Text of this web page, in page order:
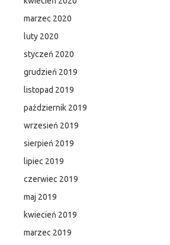
marzec 2020
luty 2020
styczeń 2020
grudzień 2019
listopad 2019
październik 2019
wrzesień 2019
sierpień 2019
lipiec 2019
czerwiec 2019
maj 2019
kwiecień 2019
marzec 2019